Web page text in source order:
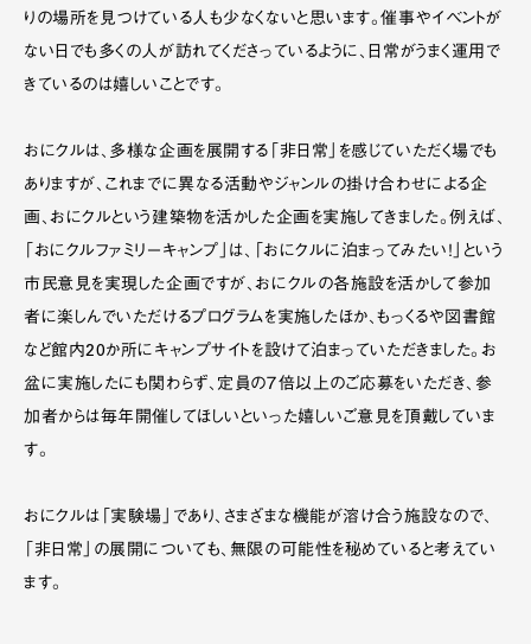
りの場所を見つけている人も少なくないと思います。催事やイベントが
ない日でも多くの人が訪れてくださっているように、日常がうまく運用で
きているのは嬉しいことです。
おにクルは、多様な企画を展開する「非日常」を感じていただく場でも
ありますが、これまでに異なる活動やジャンルの掛け合わせによる企
画、おにクルという建築物を活かした企画を実施してきました。例えば、
「おにクルファミリーキャンプ」は、「おにクルに泊まってみたい！」という
市民意見を実現した企画ですが、おにクルの各施設を活かして参加
者に楽しんでいただけるプログラムを実施したほか、もっくるや図書館
など館内20か所にキャンプサイトを設けて泊まっていただきました。お
盆に実施したにも関わらず、定員の７倍以上のご応募をいただき、参
加者からは毎年開催してほしいといった嬉しいご意見を頂戴していま
す。
おにクルは「実験場」であり、さまざまな機能が溶け合う施設なので、
「非日常」の展開についても、無限の可能性を秘めていると考えてい
ます。